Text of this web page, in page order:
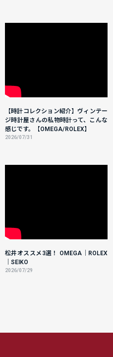
【時計コレクション紹介】ヴィンテー
ジ時計屋さんの私物時計って、こんな
感じです。【OMEGA/ROLEX】
2026/07/31
松井オススメ3選！ OMEGA｜ROLEX
｜SEIKO
2026/07/29